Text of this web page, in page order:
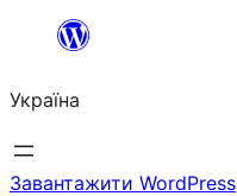
Перейти
вмісту
Україна
Завантажити WordPress